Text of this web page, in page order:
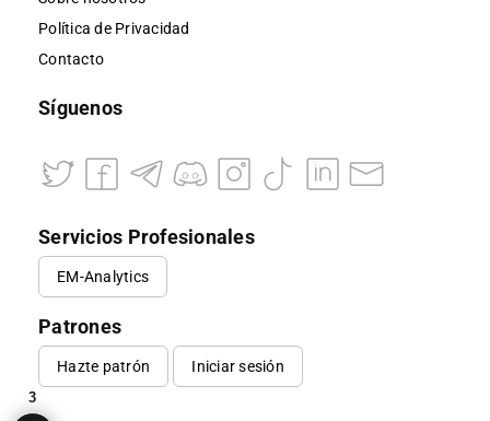
Política de Privacidad
Contacto
Síguenos
Servicios Profesionales
EM-Analytics
Patrones
Hazte patrón Iniciar sesión
3